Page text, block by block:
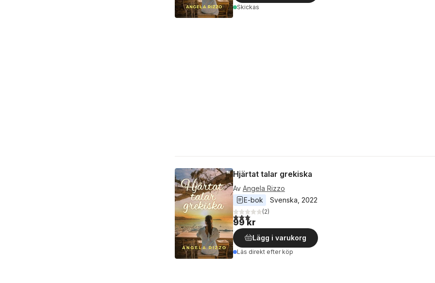
Skickas
Hjärtat talar grekiska
Av Angela Rizzo
E-bok
Svenska 2022
3,0utav 5 stjärnor. Totalt antal röster:
(2)
99 kr
Lägg i varukorg
Läs direkt efter köp